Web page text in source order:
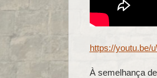
https://youtu.be/
À semelhança